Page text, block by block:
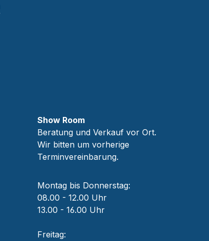
Show Room
Beratung und Verkauf vor Ort.
Wir bitten um vorherige
Terminvereinbarung.
Montag bis Donnerstag:
08.00 - 12.00 Uhr
13.00 - 16.00 Uhr
Freitag: